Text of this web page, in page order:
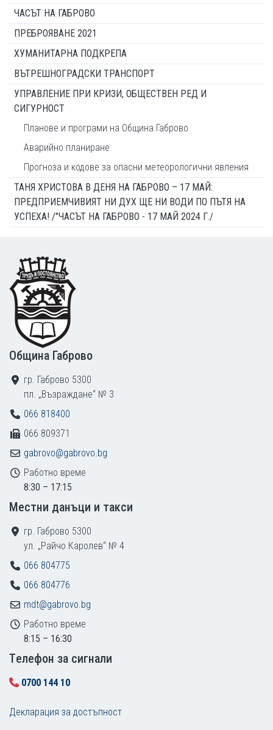
ЧАСЪТ НА ГАБРОВО
ПРЕБРОЯВАНЕ 2021
ХУМАНИТАРНА ПОДКРЕПА
ВЪТРЕШНОГРАДСКИ ТРАНСПОРТ
УПРАВЛЕНИЕ ПРИ КРИЗИ, ОБЩЕСТВЕН РЕД И
СИГУРНОСТ
Планове и програми на Община Габрово
Аварийно планиране
Прогноза и кодове за опасни метеорологични явления
ТАНЯ ХРИСТОВА В ДЕНЯ НА ГАБРОВО – 17 МАЙ:
ПРЕДПРИЕМЧИВИЯТ НИ ДУХ ЩЕ НИ ВОДИ ПО ПЪТЯ НА
УСПЕХА! /"ЧАСЪТ НА ГАБРОВО - 17 МАЙ 2024 Г./
Footer
Община Габрово
гр. Габрово 5300
пл. „Възраждане“ № 3
066 818400
066 809371
gabrovo@gabrovo.bg
Работно време
8:30 – 17:15
Местни данъци и такси
гр. Габрово 5300
ул. „Райчо Каролев“ № 4
066 804775
066 804776
mdt@gabrovo.bg
Работно време
8:15 – 16:30
Tелефон за сигнали
0700 144 10
Декларация за достъпност